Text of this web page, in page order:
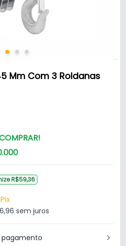
Mm Com 3 Roldanas
.000
R$59,36
sem juros
pagamento